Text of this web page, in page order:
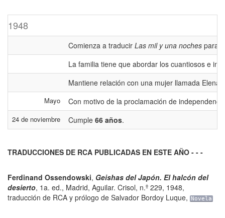
1948
Comienza a traducir Las mil y una noches para
La familia tiene que abordar los cuantiosos e
Mantiene relación con una mujer llamada Elena.
Mayo Con motivo de la proclamación de
24 de noviembre Cumple 66 años.
TRADUCCIONES DE RCA PUBLICADAS EN ESTE AÑO - - -
Ferdinand Ossendowski, Geishas del Japón. El halcón del
desierto, 1a. ed., Madrid, Aguilar. Crisol, n.º 229, 1948,
traducción de RCA y prólogo de Salvador Bordoy Luque, Novela